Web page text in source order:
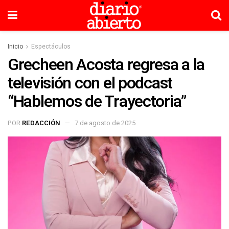
Inicio Espectáculos
Grecheen Acosta regresa a la
televisión con el podcast
“Hablemos de Trayectoria”
POR REDACCIÓN 7 de agosto de 2025